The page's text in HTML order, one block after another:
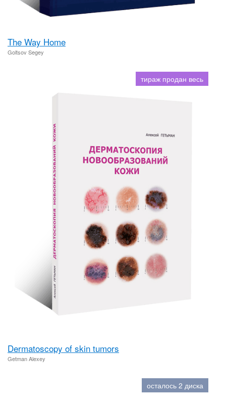
The Way Home
Goltsov Segey
тираж продан весь
Dermatoscopy of skin tumors
Getman Alexey
осталось 2 диска